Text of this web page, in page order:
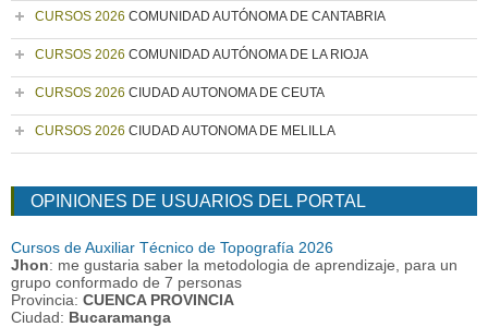
CURSOS 2026 COMUNIDAD AUTÓNOMA DE CANTABRIA
CURSOS 2026 COMUNIDAD AUTÓNOMA DE LA RIOJA
CURSOS 2026 CIUDAD AUTONOMA DE CEUTA
CURSOS 2026 CIUDAD AUTONOMA DE MELILLA
OPINIONES DE USUARIOS DEL PORTAL
Cursos de Auxiliar Técnico de Topografía 2026
Jhon: me gustaria saber la metodologia de aprendizaje, para un
grupo conformado de 7 personas
Provincia: CUENCA PROVINCIA
Ciudad: Bucaramanga